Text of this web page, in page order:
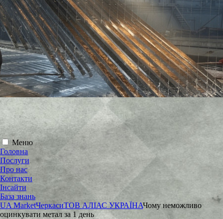
Меню
Головна
Послуги
Про нас
Контакти
Інсайти
База знань
UA MarketЧеркасиТОВ АЛІАС УКРАЇНАЧому неможливо
оцинкувати метал за 1 день